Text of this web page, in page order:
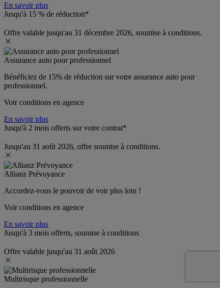
En savoir plus
Jusqu'à 15 % de réduction*
Offre valable jusqu'au 31 décembre 2026, soumise à conditions.
Assurance auto pour professionnel
Bénéficiez de 15% de réduction sur votre assurance auto pour
professionnel.
Voir conditions en agence
En savoir plus
Jusqu'à 2 mois offerts sur votre contrat*
Jusqu'au 31 août 2026, offre soumise à conditions.
Allianz Prévoyance
Accordez-vous le pouvoir de voir plus loin !
Voir conditions en agence
En savoir plus
Jusqu'à 3 mois offerts, soumise à conditions
Offre valable jusqu'au 31 août 2026
Multirisque professionnelle